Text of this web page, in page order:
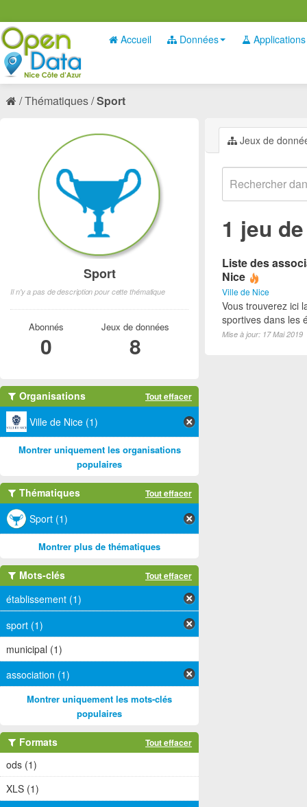
Accueil Données Applications
Thématiques Sport
Jeux de
1 jeu
Liste des
Nice
Ville de Nice
Vous trouverez ici
sportives dans les
Mise à jour: 17 Mai 2019
Sport
Il n'y a pas de description pour cette thématique
Abonnés
0
Jeux de données
8
Organisations Tout effacer
Ville de Nice (1)
Montrer uniquement les organisations
populaires
Thématiques Tout effacer
Sport (1)
Montrer plus de thématiques
Mots-clés Tout effacer
établissement (1)
sport (1)
municipal (1)
association (1)
Montrer uniquement les mots-clés
populaires
Formats Tout effacer
ods (1)
XLS (1)